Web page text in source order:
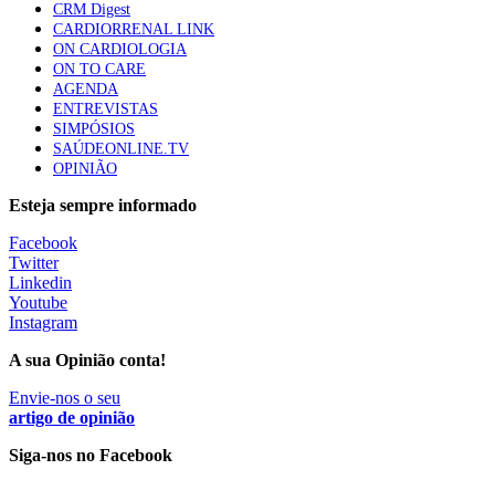
88 visualizações
Trodelvy aprovado para primeira linha no cancro da
mama triplo negativo metastático em doentes não
elegíveis para inibidores PD-(L)1
61 visualizações
MAIS NOTÍCIAS
Quase 11.900 jovens recorreram aos cheques psicólogo e
nutricionista no primeiro mês
7 Ago, 2026
ULS de Coimbra estreia cirurgia endoscópica do ouvido com
apoio robótico em Portugal
7 Ago, 2026 0 Comments
CRM Digest
CARDIORRENAL LINK
ON CARDIOLOGIA
ON TO CARE
AGENDA
ENTREVISTAS
SIMPÓSIOS
SAÚDEONLINE.TV
OPINIÃO
Esteja sempre informado
Facebook
Twitter
Linkedin
Youtube
Instagram
A sua Opinião conta!
Envie-nos o seu
artigo de opinião
Siga-nos no Facebook